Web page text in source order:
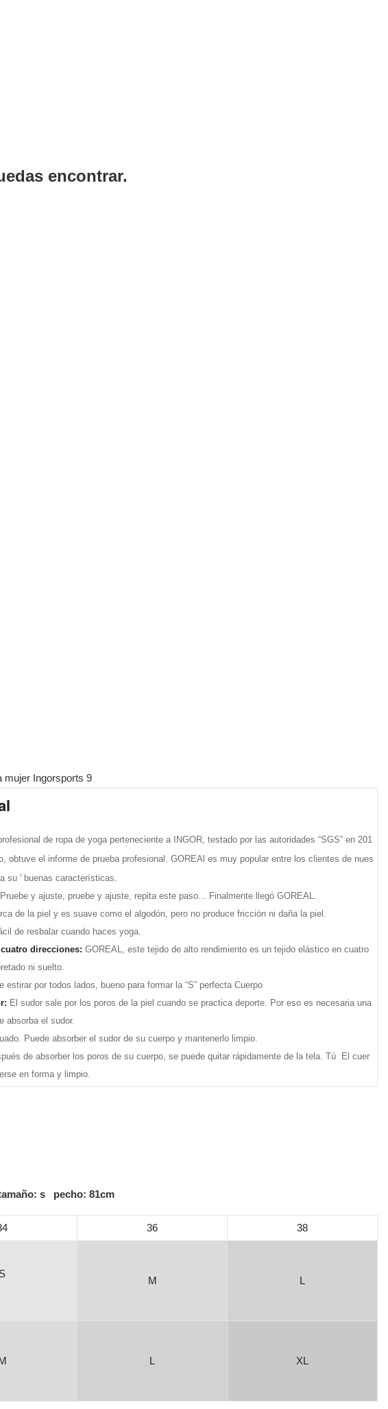
encontrar.
de ropa de yoga perteneciente a INGOR, testado por las autoridades “SGS” en 201
obtuve el informe de prueba profesional. GOREAl es muy popular entre los clientes de nues
su ' buenas características.
Pruebe y ajuste, pruebe y ajuste, repita este paso... Finalmente llegó GOREAL.
de la piel y es suave como el algodón, pero no produce fricción ni daña la piel.
de resbalar cuando haces yoga.
direcciones: GOREAL, este tejido de alto rendimiento es un tejido elástico en cuatro
ni suelto.
estirar por todos lados, bueno para formar la “S” perfecta Cuerpo
El sudor sale por los poros de la piel cuando se practica deporte. Por eso es necesaria una
absorba el sudor.
Puede absorber el sudor de su cuerpo y mantenerlo limpio.
de absorber los poros de su cuerpo, se puede quitar rápidamente de la tela. Tú El cuer
en forma y limpio.
s pecho: 81cm
36 38
S
M L
L XL